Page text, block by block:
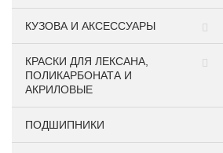
КУЗОВА И АКСЕССУАРЫ
КРАСКИ ДЛЯ ЛЕКСАНА,
ПОЛИКАРБОНАТА И
АКРИЛОВЫЕ
ПОДШИПНИКИ